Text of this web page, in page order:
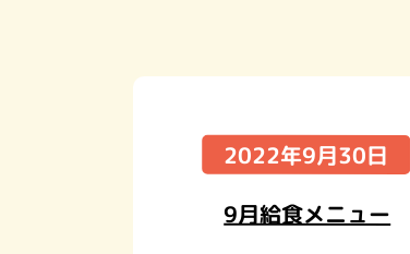
2022年9月30日
9月給食メニュー